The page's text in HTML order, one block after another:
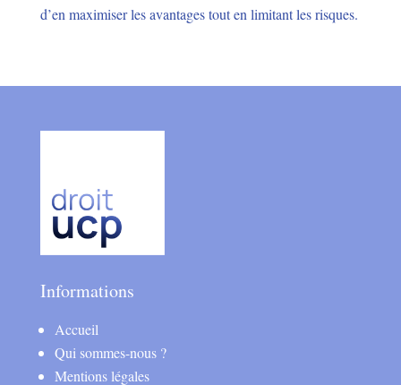
d’en maximiser les avantages tout en limitant les risques.
Informations
Accueil
Qui sommes-nous ?
Mentions légales